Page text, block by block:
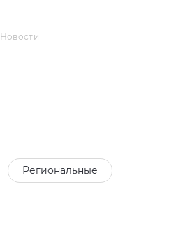
Новости
Региональные